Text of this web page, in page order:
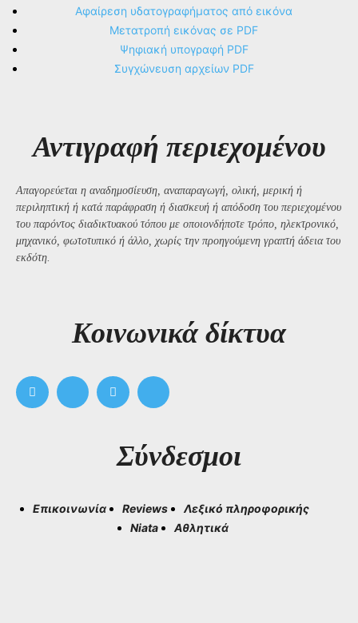
Αφαίρεση υδατογραφήματος από εικόνα
Μετατροπή εικόνας σε PDF
Ψηφιακή υπογραφή PDF
Συγχώνευση αρχείων PDF
Αντιγραφή περιεχομένου
Απαγορεύεται η αναδημοσίευση, αναπαραγωγή, ολική, μερική ή
περιληπτική ή κατά παράφραση ή διασκευή ή απόδοση του περιεχομένου
του παρόντος διαδικτυακού τόπου με οποιονδήποτε τρόπο, ηλεκτρονικό,
μηχανικό, φωτοτυπικό ή άλλο, χωρίς την προηγούμενη γραπτή άδεια του
εκδότη.
Kοινωνικά δίκτυα
Σύνδεσμοι
Επικοινωνία Reviews
Λεξικό πληροφορικής
Niata
Αθλητικά